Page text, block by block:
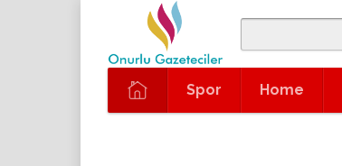
Spor Home